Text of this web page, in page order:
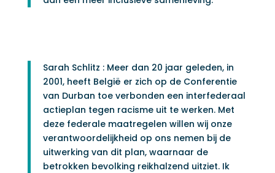
Sarah Schlitz : Meer dan 20 jaar geleden, in
2001, heeft België er zich op de Conferentie
van Durban toe verbonden een interfederaal
actieplan tegen racisme uit te werken. Met
deze federale maatregelen willen wij onze
verantwoordelijkheid op ons nemen bij de
uitwerking van dit plan, waarnaar de
betrokken bevolking reikhalzend uitziet. Ik